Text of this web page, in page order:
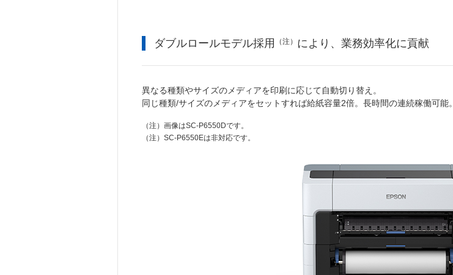
ダブルロールモデル採用 （注） により、業務効率化に貢献
異なる種類やサイズのメディアを印刷に応じて自動切り替え。
同じ種類/サイズのメディアをセットすれば給紙容量2倍。長時間の連続稼働可能。
（注） 画像はSC-P6550Dです。
（注） SC-P6550Eは非対応です。